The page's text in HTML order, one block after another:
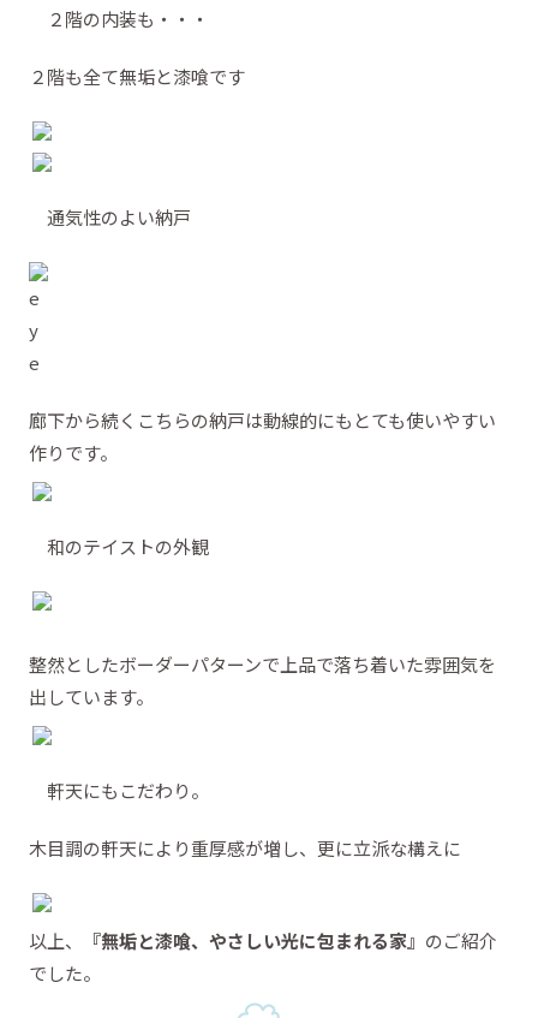
２階の内装も・・・
２階も全て無垢と漆喰です
通気性のよい納戸
廊下から続くこちらの納戸は動線的にもとても使いやすい
作りです。
和のテイストの外観
整然としたボーダーパターンで上品で落ち着いた雰囲気を
出しています。
軒天にもこだわり。
木目調の軒天により重厚感が増し、更に立派な構えに
以上、 『無垢と漆喰、やさしい光に包まれる家』 のご紹介
でした。